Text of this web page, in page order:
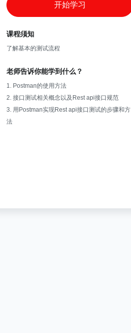
开始学习
课程须知
了解基本的测试流程
老师告诉你能学到什么？
1. Postman的使用方法
2. 接口测试相关概念以及Rest api接口规范
3. 用Postman实现Rest api接口测试的步骤和方
法